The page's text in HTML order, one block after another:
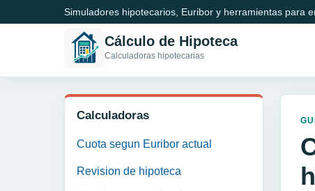
Simuladores hipotecarios, Euribor y herramientas para
Cálculo de Hipoteca
Calculadoras hipotecarias
Calculadoras
Cuota segun Euribor actual
Revision de hipoteca